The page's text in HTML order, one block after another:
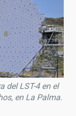
del LST-4 en el
en La Palma.